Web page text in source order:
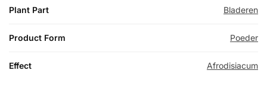
Plant Part Bladeren
Product Form Poeder
Effect Afrodisiacum